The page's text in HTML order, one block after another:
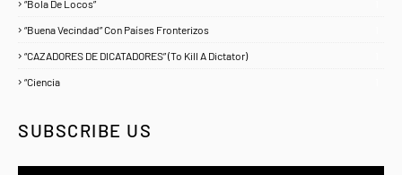
“Bola De Locos”
“Buena Vecindad” Con Países Fronterizos
“CAZADORES DE DICATADORES” (To Kill A Dictator)
“Ciencia
SUBSCRIBE US